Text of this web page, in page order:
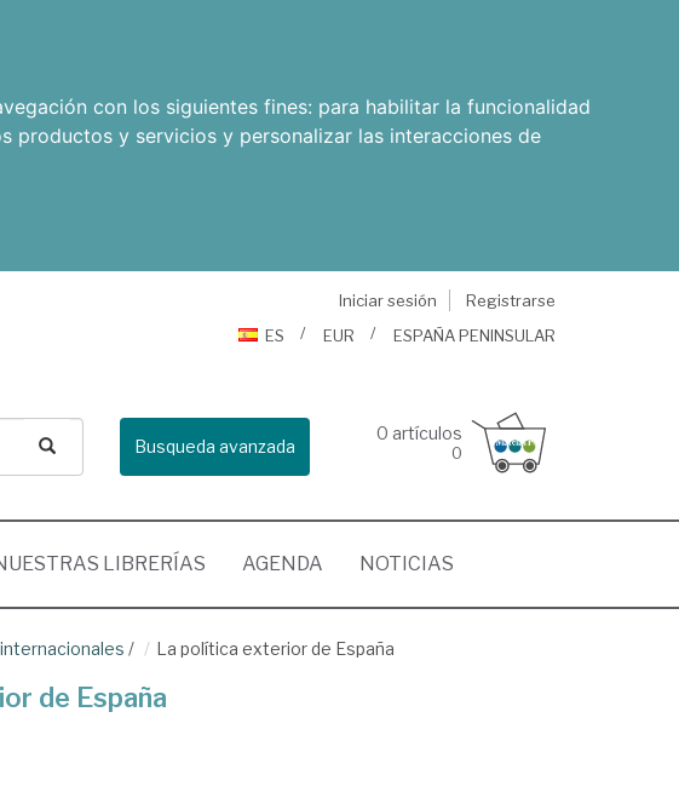
con los siguientes fines: para habilitar la funcionalidad
productos y servicios y personalizar las interacciones de
Iniciar sesión
Registrarse
ES
EUR ESPAÑA PENINSULAR
Busqueda avanzada
0 artículos
0
LIBRERÍAS AGENDA NOTICIAS
/ La política exterior de España
de España